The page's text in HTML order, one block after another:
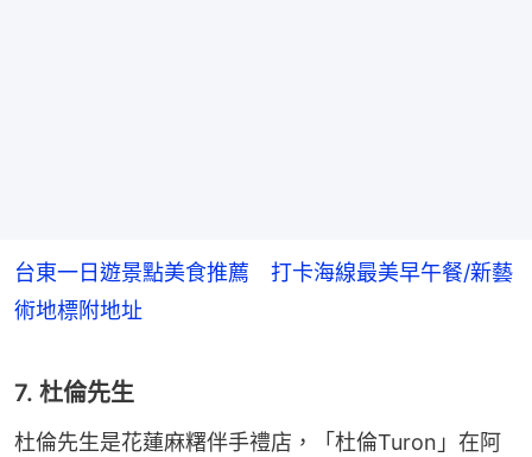
台東一日遊景點美食推薦 打卡海線最美早午餐/新藝
術地標附地址
7. 杜倫先生
杜倫先生是花蓮麻糬伴手禮店，「杜倫Turon」在阿